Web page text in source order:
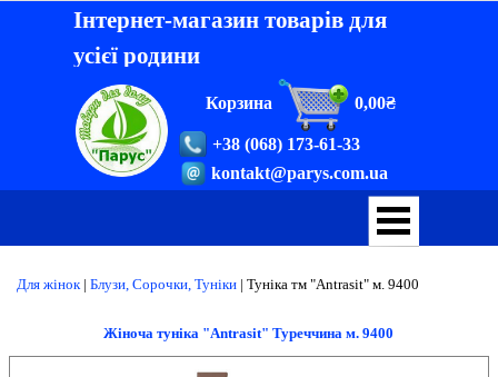
Інтернет-магазин товарів для
усієї родини
+38 (068) 173-61-33
kontakt@parys.com.ua
Корзина 0,00₴
Для жінок| Блузи, Сорочки, Туніки | Туніка тм "Antrasit" м. 9400
Жіноча туніка "Antrasit" Туреччина м. 9400